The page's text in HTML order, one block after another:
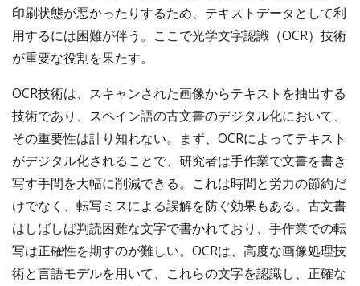
印刷状態が悪かったりするため、テキストデータとして利
用するには困難が伴う。ここで光学文字認識（OCR）技術
が重要な役割を果たす。
OCR技術は、スキャンされた画像からテキストを抽出する
技術であり、スペイン語の古文書のデジタル化において、
その重要性は計り知れない。まず、OCRによってテキスト
がデジタル化されることで、研究者は手作業で文書を書き
写す手間を大幅に削減できる。これは時間と労力の節約だ
けでなく、転写ミスによる誤解を防ぐ効果もある。古文書
はしばしば判読困難な文字で書かれており、手作業での転
写は正確性を期すのが難しい。OCRは、高度な画像処理技
術と言語モデルを用いて、これらの文字を認識し、正確な